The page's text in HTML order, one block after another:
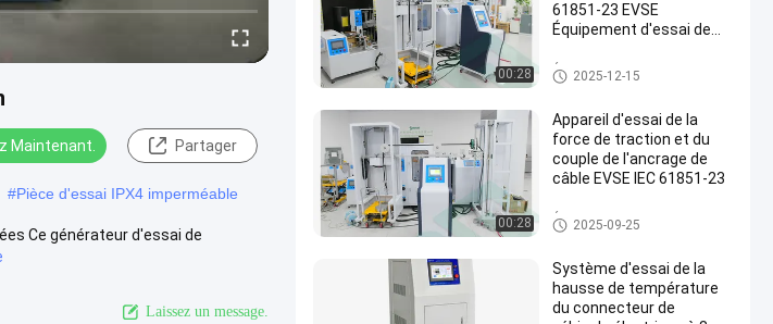
Maintenant. Partager
#Pièce d'essai IPX4 imperméable
Ce générateur d'essai de
Laissez un message.
00:28
61851-23 EVSE
Équipement d'essai de
câble
Équipement d'essai d'EVSE
2025-12-15
00:28
Appareil d'essai de la
force de traction et du
couple de l'ancrage de
câble EVSE IEC 61851-23
Équipement d'essai d'EVSE
2025-09-25
Système d'essai de la
hausse de température
du connecteur de